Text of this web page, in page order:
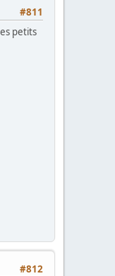
#811
petits
#812